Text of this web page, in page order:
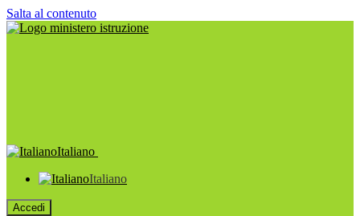
Salta al contenuto
Italiano
Italiano
Accedi